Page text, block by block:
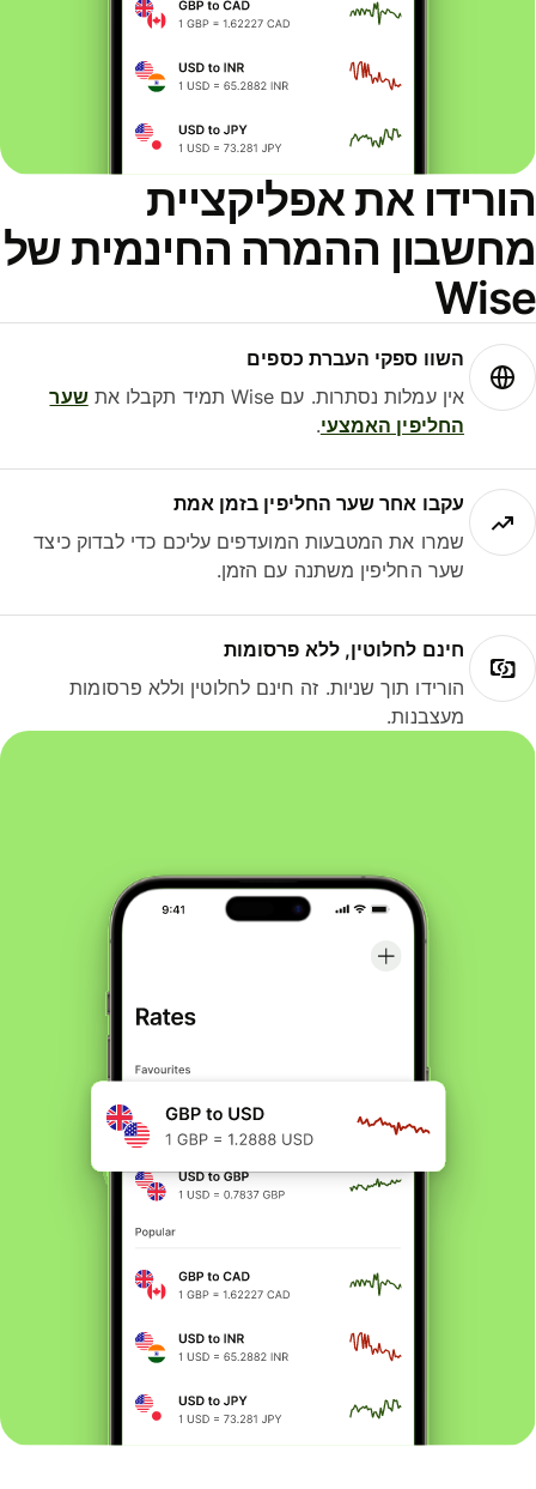
את אפליקציית
ההמרה החינמית של
השוו ספקי העברת כספים
אין עמלות נסתרות. עם Wise תמיד תקבלו את
שער
החליפין האמצעי.
עקבו אחר שער החליפין בזמן אמת
שמרו את המטבעות המועדפים עליכם כדי לבדוק כיצד
שער החליפין משתנה עם הזמן.
חינם לחלוטין, ללא פרסומות
הורידו תוך שניות. זה חינם לחלוטין וללא פרסומות
מעצבנות.